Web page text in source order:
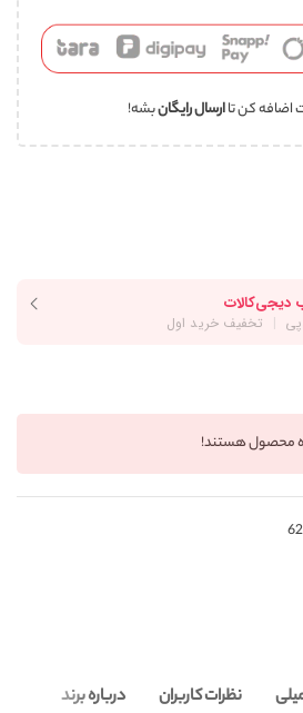
اضافه کن تاارسال رایگانبشه!
محصول هستند!
نظرات کاربران درباره برند